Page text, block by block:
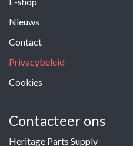
Nieuws
Contact
Privacybeleid
Cookies
Contacteer ons
Heritage Parts Supply